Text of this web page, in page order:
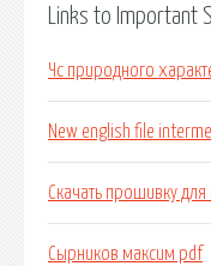
Links to Important
Чс природного
New english file
Скачать прошивку
Сырников максим pdf